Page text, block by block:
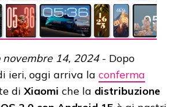
14, 2024- Dopo
ieri, oggi arriva la conferma
di Xiaomi che la distribuzione